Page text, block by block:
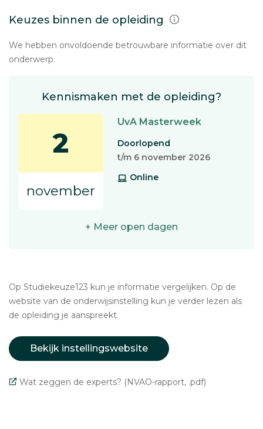
Keuzes binnen de opleiding
We hebben onvoldoende betrouwbare informatie over dit
onderwerp.
Kennismaken met de opleiding?
2
november
UvA Masterweek
Doorlopend
t/m 6 november 2026
Online
+ Meer open dagen
Op Studiekeuze123 kun je informatie vergelijken. Op de
website van de onderwijsinstelling kun je verder lezen als
de opleiding je aanspreekt.
Bekijk instellingswebsite
Wat zeggen de experts? (NVAO-rapport, .pdf)